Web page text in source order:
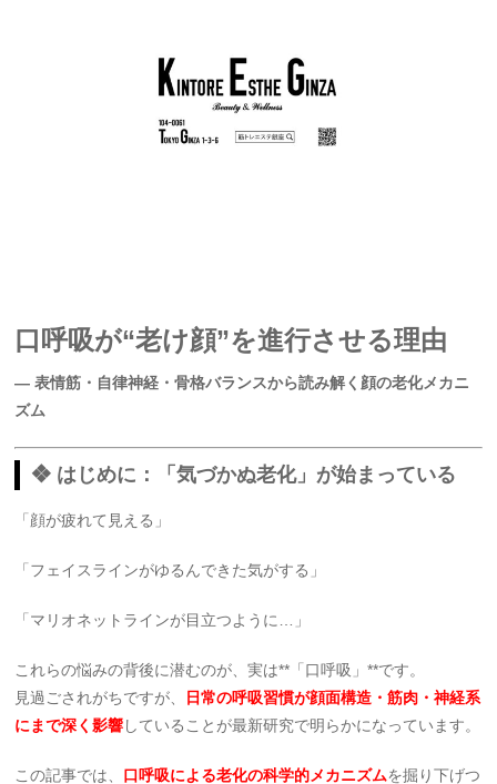
口呼吸が“老け顔”を進行させる理由
― 表情筋・自律神経・骨格バランスから読み解く顔の老化メカニ
ズム
❖ はじめに：「気づかぬ老化」が始まっている
「顔が疲れて見える」
「フェイスラインがゆるんできた気がする」
「マリオネットラインが目立つように…」
これらの悩みの背後に潜むのが、実は**「口呼吸」**です。
見過ごされがちですが、
日常の呼吸習慣が顔面構造・筋肉・神経系
にまで深く影響していることが最新研究で明らかになっています。
この記事では、 口呼吸による老化の科学的メカニズムを掘り下げつ